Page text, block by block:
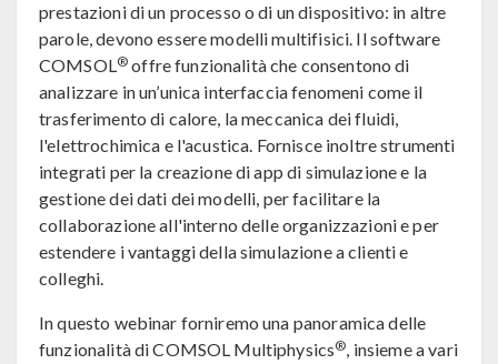
prestazioni di un processo o di un dispositivo: in altre
parole, devono essere modelli multifisici. Il software
COMSOL® offre funzionalità che consentono di
analizzare in un’unica interfaccia fenomeni come il
trasferimento di calore, la meccanica dei fluidi,
l'elettrochimica e l'acustica. Fornisce inoltre strumenti
integrati per la creazione di app di simulazione e la
gestione dei dati dei modelli, per facilitare la
collaborazione all'interno delle organizzazioni e per
estendere i vantaggi della simulazione a clienti e
colleghi.
In questo webinar forniremo una panoramica delle
funzionalità di COMSOL Multiphysics®, insieme a vari